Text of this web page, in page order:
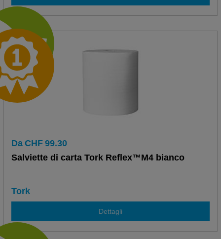
Da CHF 99.30
Salviette di carta Tork Reflex™M4 bianco
Tork
Dettagli